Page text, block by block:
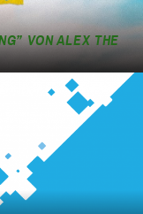
VON ALEX THE